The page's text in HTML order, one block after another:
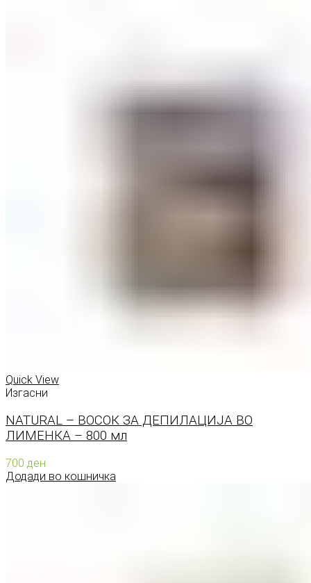
Quick View
Изгасни
NATURAL – ВОСОК ЗА ДЕПИЛАЦИЈА ВО
ЛИМЕНКА – 800 мл
700 ден
Додади во кошничка